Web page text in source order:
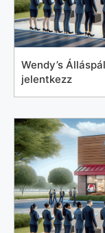
Wendy’s
jelentkezz